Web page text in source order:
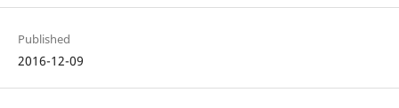
Published
2016-12-09